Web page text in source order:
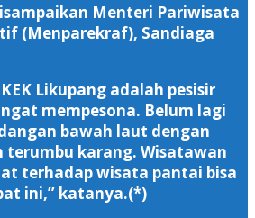
Menteri Pariwisata
(Menparekraf), Sandiaga
Likupang adalah pesisir
mempesona. Belum lagi
bawah laut dengan
terumbu karang. Wisatawan
terhadap wisata pantai bisa
ini,” katanya.(*)